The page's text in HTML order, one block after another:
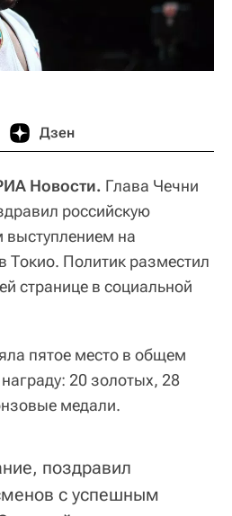
Дзен
Новости. Глава Чечни
российскую
на
Токио. Политик разместил
странице в социальной
пятое место в общем
20 золотых, 28
медали.
поздравил
с успешным